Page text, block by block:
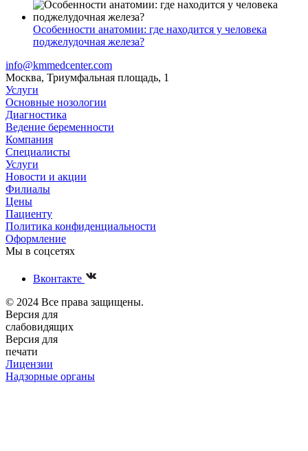
Особенности анатомии: где находится у человека
поджелудочная железа?
info@kmmedcenter.com
Москва, Триумфальная площадь, 1
Услуги
Основные нозологии
Диагностика
Ведение беременности
Компания
Специалисты
Услуги
Новости и акции
Филиалы
Цены
Пациенту
Политика конфиденциальности
Оформление
Мы в соцсетях
Вконтакте
© 2024 Все права защищены.
Версия для
слабовидящих
Версия для
печати
Лицензии
Надзорные органы